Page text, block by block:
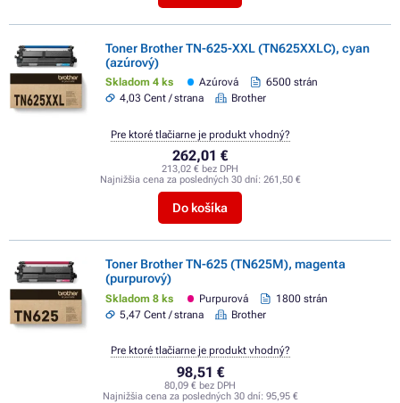
Toner Brother TN-625-XXL (TN625XXLC), cyan
(azúrový)
Skladom 4 ks Azúrová
6500 strán
4,03 Cent / strana
Brother
262,01 €
213,02 € bez DPH
Najnižšia cena za posledných 30 dní: 261,50 €
Do košíka
Pre ktoré tlačiarne je produkt vhodný?
Toner Brother TN-625 (TN625M), magenta
(purpurový)
Skladom 8 ks Purpurová
1800 strán
5,47 Cent / strana
Brother
98,51 €
80,09 € bez DPH
Najnižšia cena za posledných 30 dní: 95,95 €
Pre ktoré tlačiarne je produkt vhodný?